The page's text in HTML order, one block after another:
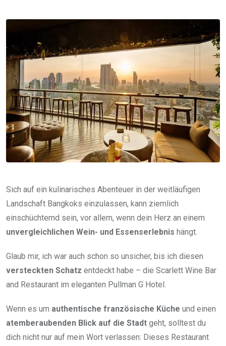
Email
Sich auf ein kulinarisches Abenteuer in der weitläufigen
Landschaft Bangkoks einzulassen, kann ziemlich
einschüchternd sein, vor allem, wenn dein Herz an einem
unvergleichlichen Wein- und Essenserlebnis hängt.
Glaub mir, ich war auch schon so unsicher, bis ich diesen
versteckten Schatz entdeckt habe – die Scarlett Wine Bar
and Restaurant im eleganten Pullman G Hotel.
Wenn es um authentische französische Küche und einen
atemberaubenden Blick auf die Stadt geht, solltest du
dich nicht nur auf mein Wort verlassen: Dieses Restaurant